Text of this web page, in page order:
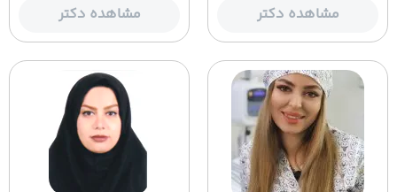
مشاهده دکتر
مشاهده دکتر